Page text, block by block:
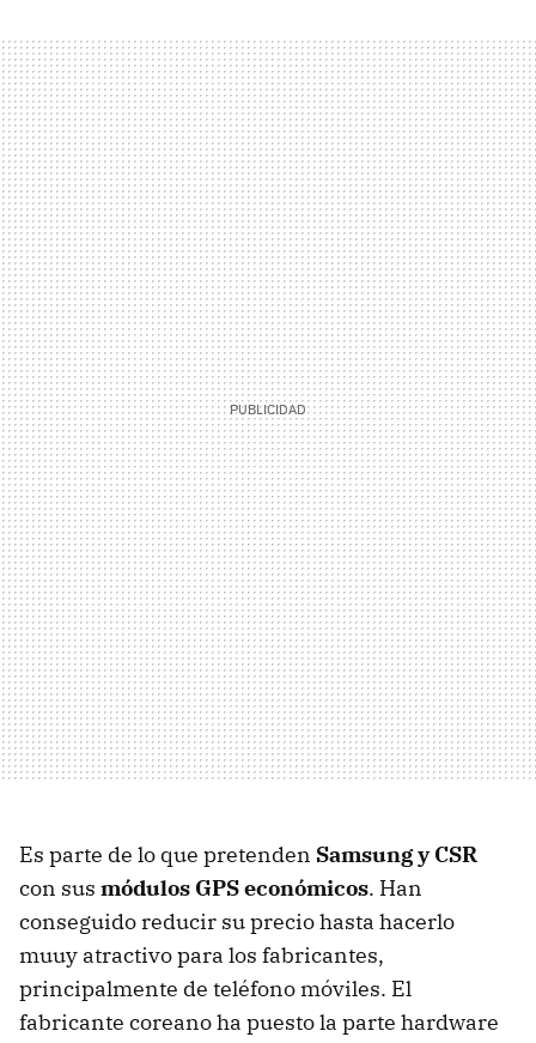
Es parte de lo que pretenden Samsung y CSR
con sus módulos GPS económicos. Han
conseguido reducir su precio hasta hacerlo
muuy atractivo para los fabricantes,
principalmente de teléfono móviles. El
fabricante coreano ha puesto la parte hardware